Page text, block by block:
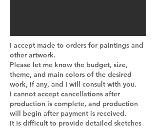
I accept made to orders for paintings and
other artwork.
Please let me know the budget, size,
theme, and main colors of the desired
work, if any, and I will consult with you.
I cannot accept cancellations after
production is complete, and production
will begin after payment is received.
It is difficult to provide detailed sketches